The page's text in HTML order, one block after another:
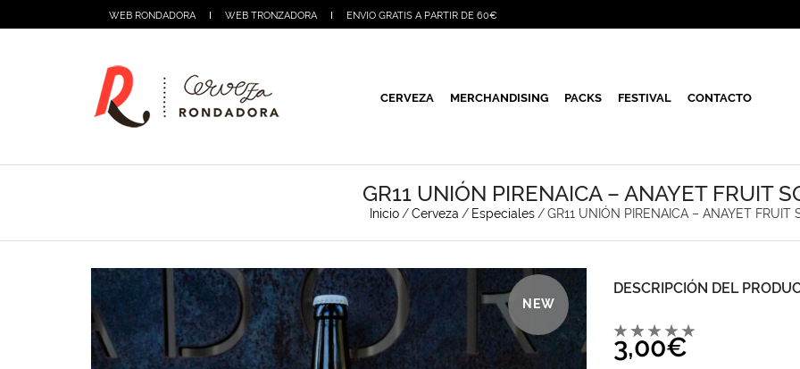
WEB RONDADORA WEB TRONZADORA ENVIO GRATIS A PARTIR DE 60€
CERVEZA MERCHANDISING PACKS FESTIVAL CONTACTO
GR11 UNIÓN PIRENAICA – ANAYET FRUIT
Inicio /Cerveza / Especiales /GR11 UNIÓN PIRENAICA – ANAYET FRUIT
NEW
DESCRIPCIÓN DEL
3,00€